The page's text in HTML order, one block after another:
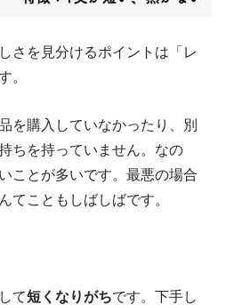
さを見分けるポイントは「レ
。
を購入していなかったり、別
ちを持っていません。なの
ことが多いです。最悪の場合
てこともしばしばです。
て短くなりがちです。下手し